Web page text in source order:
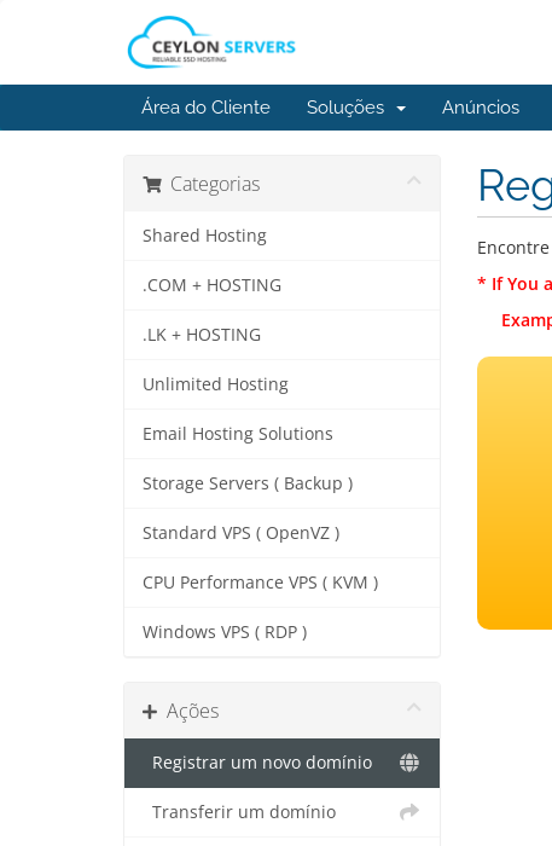
Área do Cliente Soluções Anúncios
Categorias
Shared Hosting
.COM + HOSTING
.LK + HOSTING
Unlimited Hosting
Email Hosting Solutions
Storage Servers ( Backup )
Standard VPS ( OpenVZ )
CPU Performance VPS ( KVM )
Windows VPS ( RDP )
Ações
Registrar um novo domínio
Transferir um domínio
* If You